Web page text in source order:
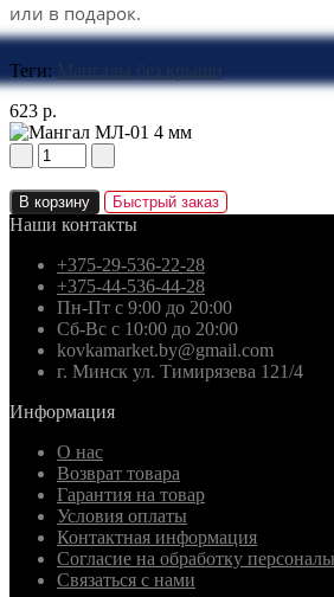
или в подарок.
Теги: Мангалы без крыши
623 р.
В корзину Быстрый заказ
Наши контакты
+375-29-536-22-28
+375-44-536-44-28
Пн-Пт с 9:00 до 20:00
Сб-Вс с 10:00 до 20:00
kovkamarket.by@gmail.com
г. Минск ул. Тимирязева 121/4
Информация
О нас
Возврат товара
Гарантия на товар
Условия оплаты
Контактная информация
Согласие на обработку
Связаться с нами